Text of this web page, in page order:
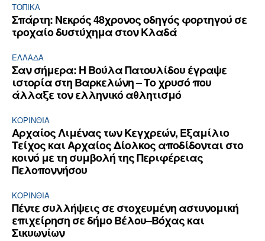
ΤΟΠΙΚΑ
Σπάρτη: Νεκρός 48χρονος οδηγός φορτηγού σε
τροχαίο δυστύχημα στον Κλαδά
ΕΛΛΆΔΑ
Σαν σήμερα: Η Βούλα Πατουλίδου έγραψε
ιστορία στη Βαρκελώνη – Το χρυσό που
άλλαξε τον ελληνικό αθλητισμό
ΚΟΡΙΝΘΊΑ
Αρχαίος Λιμένας των Κεγχρεών, Εξαμίλιο
Τείχος και Aρχαίος Δίολκος αποδίδονται στο
κοινό με τη συμβολή της Περιφέρειας
Πελοποννήσου
ΚΟΡΙΝΘΊΑ
Πέντε συλλήψεις σε στοχευμένη αστυνομική
επιχείρηση σε δήμο Βέλου–Βόχας και
Σικυωνίων